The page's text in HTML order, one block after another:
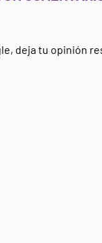
deja tu opinión